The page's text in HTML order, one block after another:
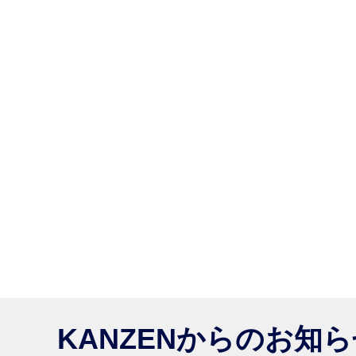
KANZENからのお知